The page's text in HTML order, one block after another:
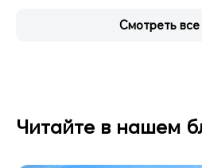
Смотреть
Читайте в нашем